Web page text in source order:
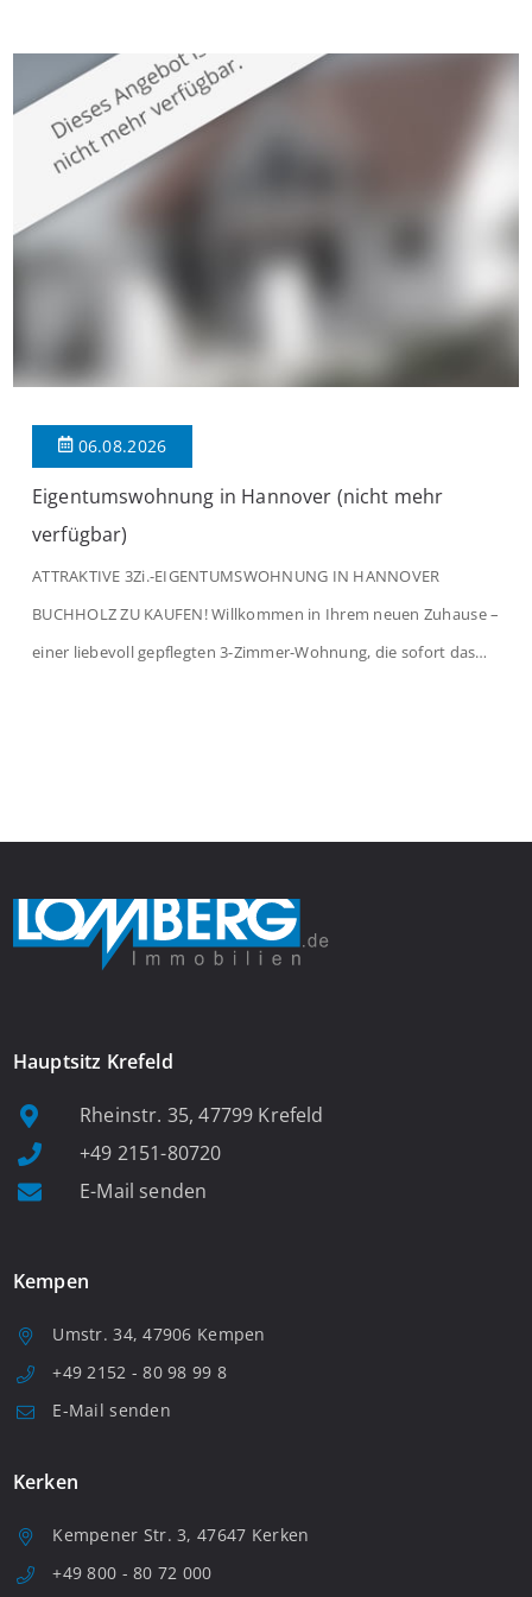
großzügige Räume und eine hochwertige Ausstattung, die
modernen Wohnkomfort mit einem stilvollen Ambiente
verbindet. Der […]
06.08.2026
Eigentumswohnung in Hannover (nicht mehr
verfügbar)
ATTRAKTIVE 3Zi.-EIGENTUMSWOHNUNG IN HANNOVER
BUCHHOLZ ZU KAUFEN! Willkommen in Ihrem neuen Zuhause –
einer liebevoll gepflegten 3-Zimmer-Wohnung, die sofort das
Hauptsitz Krefeld
Rheinstr. 35, 47799 Krefeld
+49 2151-80720
E-Mail senden
Kempen
Umstr. 34, 47906 Kempen
+49 2152 - 80 98 99 8
E-Mail senden
Kerken
Kempener Str. 3, 47647 Kerken
+49 800 - 80 72 000